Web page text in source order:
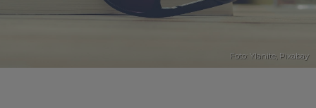
Foto: Ylanite, Pixabay